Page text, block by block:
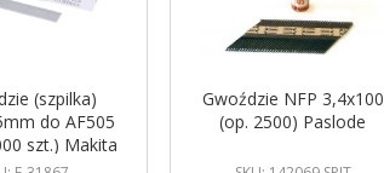
(szpilka)
do AF505
szt.) Makita
31867
Gwoździe NFP 3,4x100
(op. 2500) Paslode